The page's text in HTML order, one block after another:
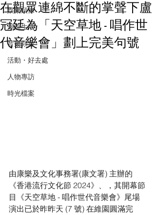
娛樂頭條
潮流生活
音樂頻道
活動・好去處
人物專訪
時光檔案
在觀眾連綿不斷的掌聲下盧
冠廷為「天空草地 - 唱作世
代音樂會」劃上完美句號
由康樂及文化事務署(康文署) 主辦的
《香港流行文化節 2024》、，其開幕節
目《天空草地 - 唱作世代音樂會》尾場
演出已於昨昨天 (7 號) 在維園圓滿完